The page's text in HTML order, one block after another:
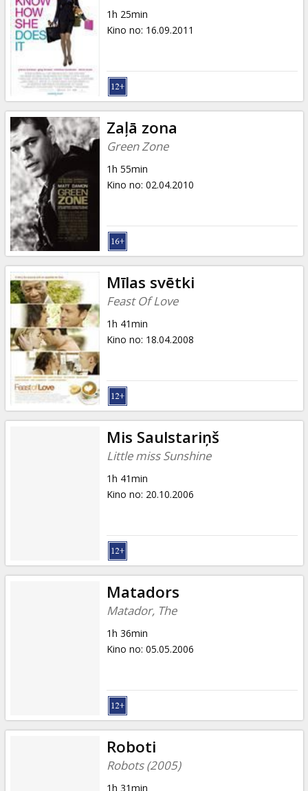
1h 25min
Kino no: 16.09.2011
Zaļā zona
Green Zone
1h 55min
Kino no: 02.04.2010
Mīlas svētki
Feast Of Love
1h 41min
Kino no: 18.04.2008
Mis Saulstariņš
Little miss Sunshine
1h 41min
Kino no: 20.10.2006
Matadors
Matador, The
1h 36min
Kino no: 05.05.2006
Roboti
Robots (2005)
1h 31min